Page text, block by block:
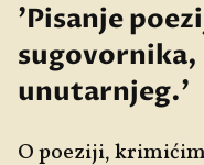
'Pisanje
sugovornika,
unutarnjeg.'
O poeziji,